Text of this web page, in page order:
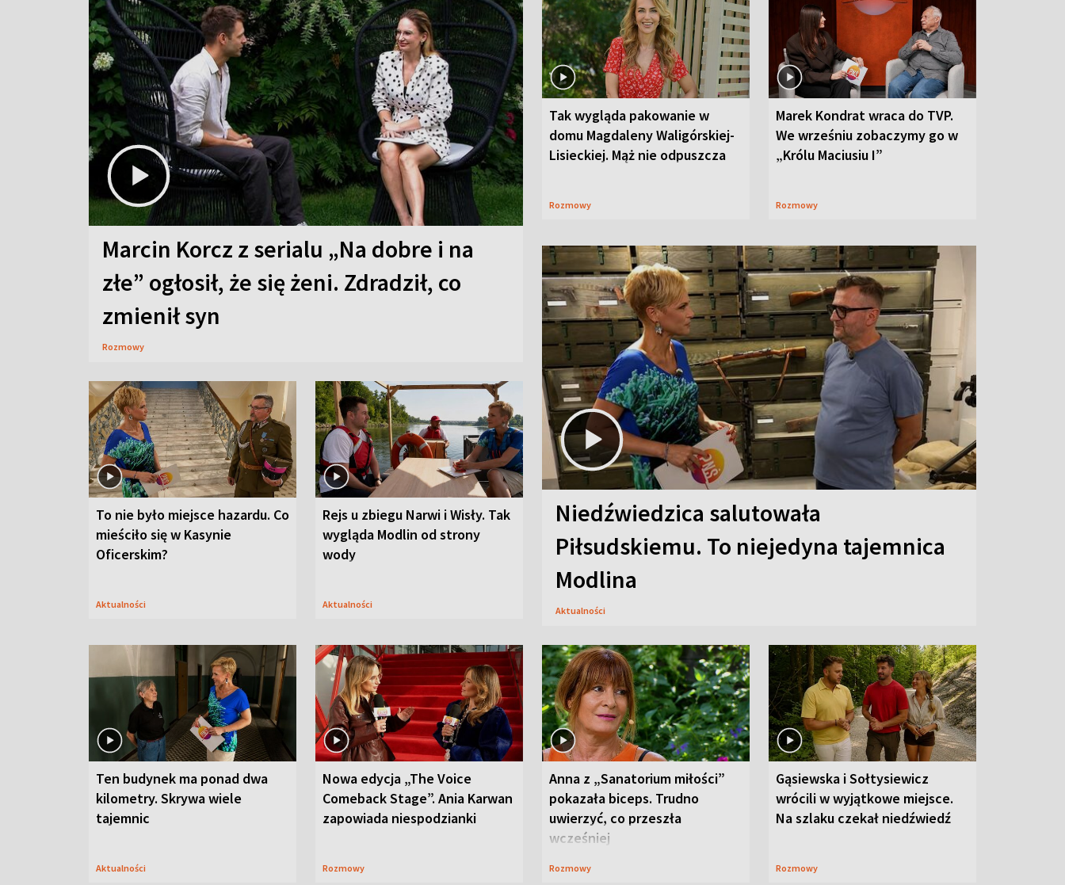
Marcin Korcz z serialu „Na dobre i na
złe” ogłosił, że się żeni. Zdradził, co
zmienił syn
Rozmowy
Tak wygląda pakowanie w
domu Magdaleny Waligórskiej-
Lisieckiej. Mąż nie odpuszcza
Rozmowy
Marek Kondrat wraca do TVP.
We wrześniu zobaczymy go w
„Królu Maciusiu I”
Rozmowy
To nie było miejsce hazardu. Co
mieściło się w Kasynie
Oficerskim?
Aktualności
Rejs u zbiegu Narwi i Wisły. Tak
wygląda Modlin od strony
wody
Aktualności
Niedźwiedzica salutowała
Piłsudskiemu. To niejedyna tajemnica
Modlina
Aktualności
Ten budynek ma ponad dwa
kilometry. Skrywa wiele
tajemnic
Aktualności
Nowa edycja „The Voice
Comeback Stage”. Ania Karwan
zapowiada niespodzianki
Rozmowy
Anna z „Sanatorium miłości”
pokazała biceps. Trudno
uwierzyć, co przeszła
wcześniej
Rozmowy
Gąsiewska i Sołtysiewicz
wrócili w wyjątkowe miejsce.
Na szlaku czekał niedźwiedź
Rozmowy